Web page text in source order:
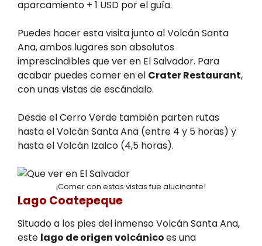
aparcamiento + 1 USD por el guía.
Puedes hacer esta visita junto al Volcán Santa
Ana, ambos lugares son absolutos
imprescindibles que ver en El Salvador. Para
acabar puedes comer en el Crater Restaurant,
con unas vistas de escándalo.
Desde el Cerro Verde también parten rutas
hasta el Volcán Santa Ana (entre 4 y 5 horas) y
hasta el Volcán Izalco (4,5 horas).
¡Comer con estas vistas fue alucinante!
Lago Coatepeque
Situado a los pies del inmenso Volcán Santa Ana,
este lago de origen volcánicoes una